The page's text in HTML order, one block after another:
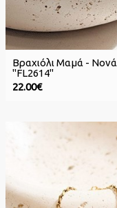
Βραχιόλι Μαμά - Νονά
"FL2614"
22.00€